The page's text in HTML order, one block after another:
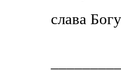
слава